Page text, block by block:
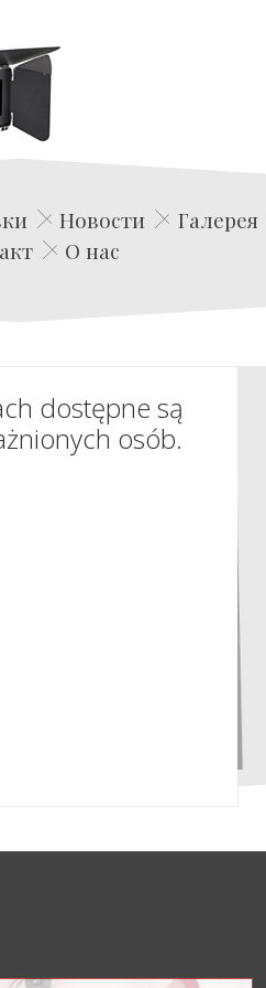
Edwin Film Agencja Aktorska
Новости
Галерея
О нас
dostępne są
osób.